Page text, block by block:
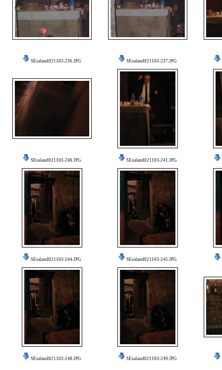
SEsalaud021103-236.JPG SEsalaud021103-237.JPG
SEsalaud021103-240.JPG SEsalaud021103-241.JPG
SEsalaud021103-244.JPG SEsalaud021103-245.JPG
SEsalaud021103-248.JPG SEsalaud021103-249.JPG